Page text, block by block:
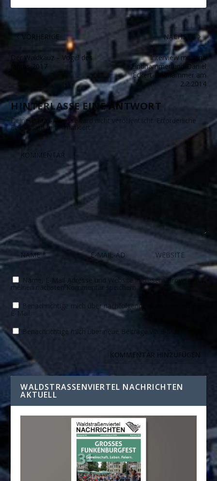
VORHERIGE
Der Waldkauz – Vogel des
Jahres 2017
NÄCHSTE
Interview mit Jana
Lindhammer und Daniel
Eckert-Lindhammer am
2.2.2014
HINTERLASSE EINE ANTWORT
Deine E-Mail-Adresse wird nicht veröffentlicht. Erforderliche
Felder sind mit *markiert
Name, E-Mail-Adresse und Website in diesem Browser für
meinen nächsten Kommentar speichern.
Benachrichtige mich über nachfolgende Kommentare via
E-Mail.
Benachrichtige mich über neue Beiträge via E-Mail.
WALDSTRASSENVIERTEL NACHRICHTEN A
KTUELL